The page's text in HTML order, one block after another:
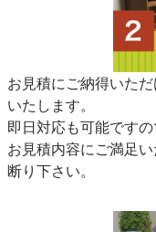
お見積にご納得いた
いたします。
即日対応も可能です
お見積内容にご満足
断り下さい。